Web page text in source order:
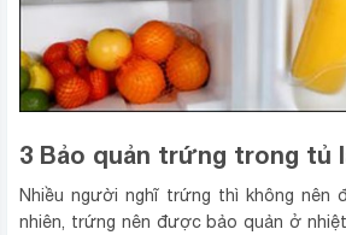
3 Bảo quản trứng trong tủ
Nhiều người nghĩ trứng thì không nên
nhiên, trứng nên được bảo quản ở